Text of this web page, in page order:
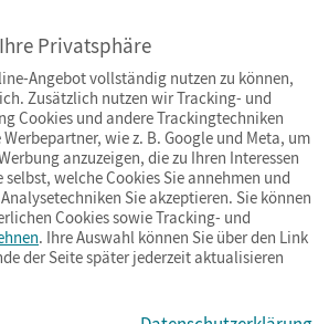
BarrierefreiheitCookies & Co.
Privatsphäre
Angebot vollständig nutzen zu können,
Zusätzlich nutzen wir Tracking- und
Cookies und andere Trackingtechniken
wie z. B. Google und Meta, um
anzuzeigen, die zu Ihren Interessen
selbst, welche Cookies Sie annehmen und
Sie akzeptieren. Sie können
Cookies sowie Tracking- und
. Ihre Auswahl können Sie über den Link
der Seite später jederzeit aktualisieren